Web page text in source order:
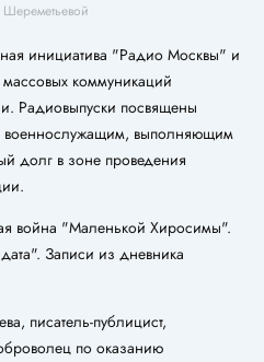
инициатива "Радио Москвы" и
коммуникаций
Радиовыпуски посвящены
военнослужащим, выполняющим
долг в зоне проведения
война "Маленькой Хиросимы".
Записи из дневника
писатель-публицист,
по оказанию